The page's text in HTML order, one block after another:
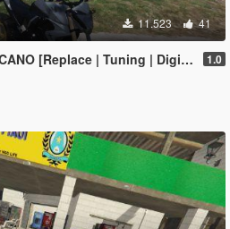
11.523 41
| Tuning | Digital Dials] [ FIVE M ] 1.0